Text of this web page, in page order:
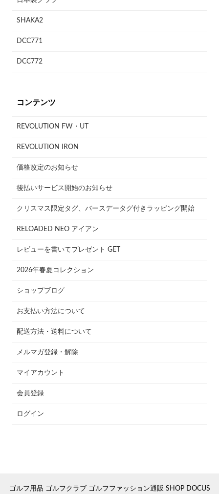
SHAKA2
DCC771
DCC772
コンテンツ
REVOLUTION FW・UT
REVOLUTION IRON
価格改定のお知らせ
後払いサービス開始のお知らせ
クリスマス限定タグ、バースデータグ付きラッピング開始
RELOADED NEO アイアン
レビューを書いてプレゼント GET
2026年春夏コレクション
ショップブログ
お支払い方法について
配送方法・送料について
メルマガ登録・解除
マイアカウント
会員登録
ログイン
ゴルフ用品 ゴルフクラブ ゴルフファッション通販 SHOP DOCUS